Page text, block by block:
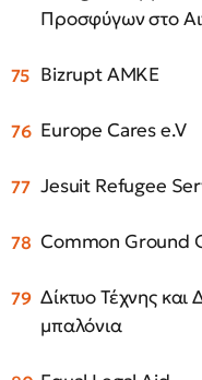
Προσφύγων στο
Bizrupt ΑΜΚΕ
Europe Cares e.V
Jesuit Refugee
Common Ground
Δίκτυο Τέχνης
μπαλόνια